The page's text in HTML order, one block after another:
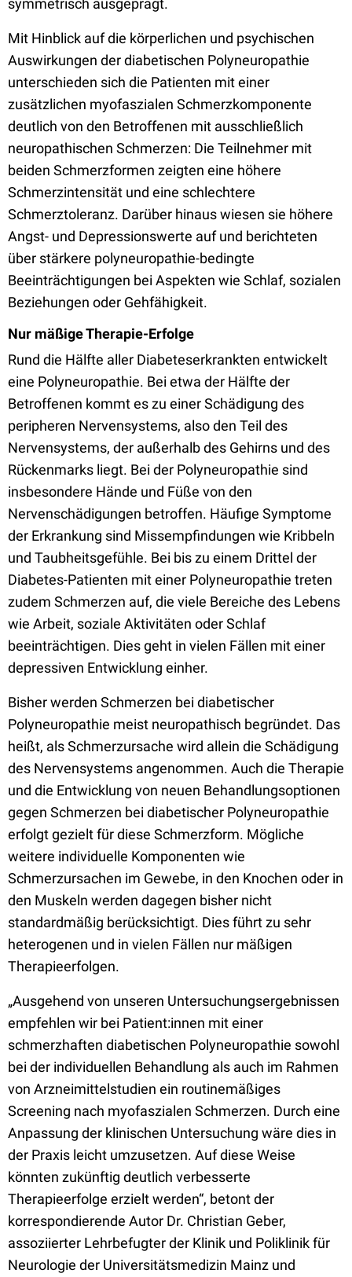
symmetrisch ausgeprägt.
Mit Hinblick auf die körperlichen und psychischen
Auswirkungen der diabetischen Polyneuropathie
unterschieden sich die Patienten mit einer
zusätzlichen myofaszialen Schmerzkomponente
deutlich von den Betroffenen mit ausschließlich
neuropathischen Schmerzen: Die Teilnehmer mit
beiden Schmerzformen zeigten eine höhere
Schmerzintensität und eine schlechtere
Schmerztoleranz. Darüber hinaus wiesen sie höhere
Angst- und Depressionswerte auf und berichteten
über stärkere polyneuropathie-bedingte
Beeinträchtigungen bei Aspekten wie Schlaf, sozialen
Beziehungen oder Gehfähigkeit.
Nur mäßige Therapie-Erfolge
Rund die Hälfte aller Diabeteserkrankten entwickelt
eine Polyneuropathie. Bei etwa der Hälfte der
Betroffenen kommt es zu einer Schädigung des
peripheren Nervensystems, also den Teil des
Nervensystems, der außerhalb des Gehirns und des
Rückenmarks liegt. Bei der Polyneuropathie sind
insbesondere Hände und Füße von den
Nervenschädigungen betroffen. Häufige Symptome
der Erkrankung sind Missempfindungen wie Kribbeln
und Taubheitsgefühle. Bei bis zu einem Drittel der
Diabetes-Patienten mit einer Polyneuropathie treten
zudem Schmerzen auf, die viele Bereiche des Lebens
wie Arbeit, soziale Aktivitäten oder Schlaf
beeinträchtigen. Dies geht in vielen Fällen mit einer
depressiven Entwicklung einher.
Bisher werden Schmerzen bei diabetischer
Polyneuropathie meist neuropathisch begründet. Das
heißt, als Schmerzursache wird allein die Schädigung
des Nervensystems angenommen. Auch die Therapie
und die Entwicklung von neuen Behandlungsoptionen
gegen Schmerzen bei diabetischer Polyneuropathie
erfolgt gezielt für diese Schmerzform. Mögliche
weitere individuelle Komponenten wie
Schmerzursachen im Gewebe, in den Knochen oder in
den Muskeln werden dagegen bisher nicht
standardmäßig berücksichtigt. Dies führt zu sehr
heterogenen und in vielen Fällen nur mäßigen
Therapieerfolgen.
„Ausgehend von unseren Untersuchungsergebnissen
empfehlen wir bei Patient:innen mit einer
schmerzhaften diabetischen Polyneuropathie sowohl
bei der individuellen Behandlung als auch im Rahmen
von Arzneimittelstudien ein routinemäßiges
Screening nach myofaszialen Schmerzen. Durch eine
Anpassung der klinischen Untersuchung wäre dies in
der Praxis leicht umzusetzen. Auf diese Weise
könnten zukünftig deutlich verbesserte
Therapieerfolge erzielt werden“, betont der
korrespondierende Autor Dr. Christian Geber,
assoziierter Lehrbefugter der Klinik und Poliklinik für
Neurologie der Universitätsmedizin Mainz und